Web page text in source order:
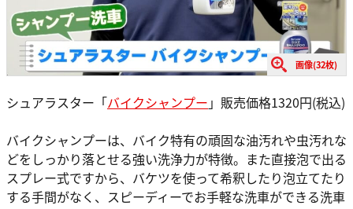
画像(32枚)
シュアラスター「バイクシャンプー 」販売価格1320円(税込)
バイクシャンプーは、バイク特有の頑固な油汚れや虫汚れな
どをしっかり落とせる強い洗浄力が特徴。また直接泡で出る
スプレー式ですから、バケツを使って希釈したり泡立てたり
する手間がなく、スピーディーでお手軽な洗車ができる洗車